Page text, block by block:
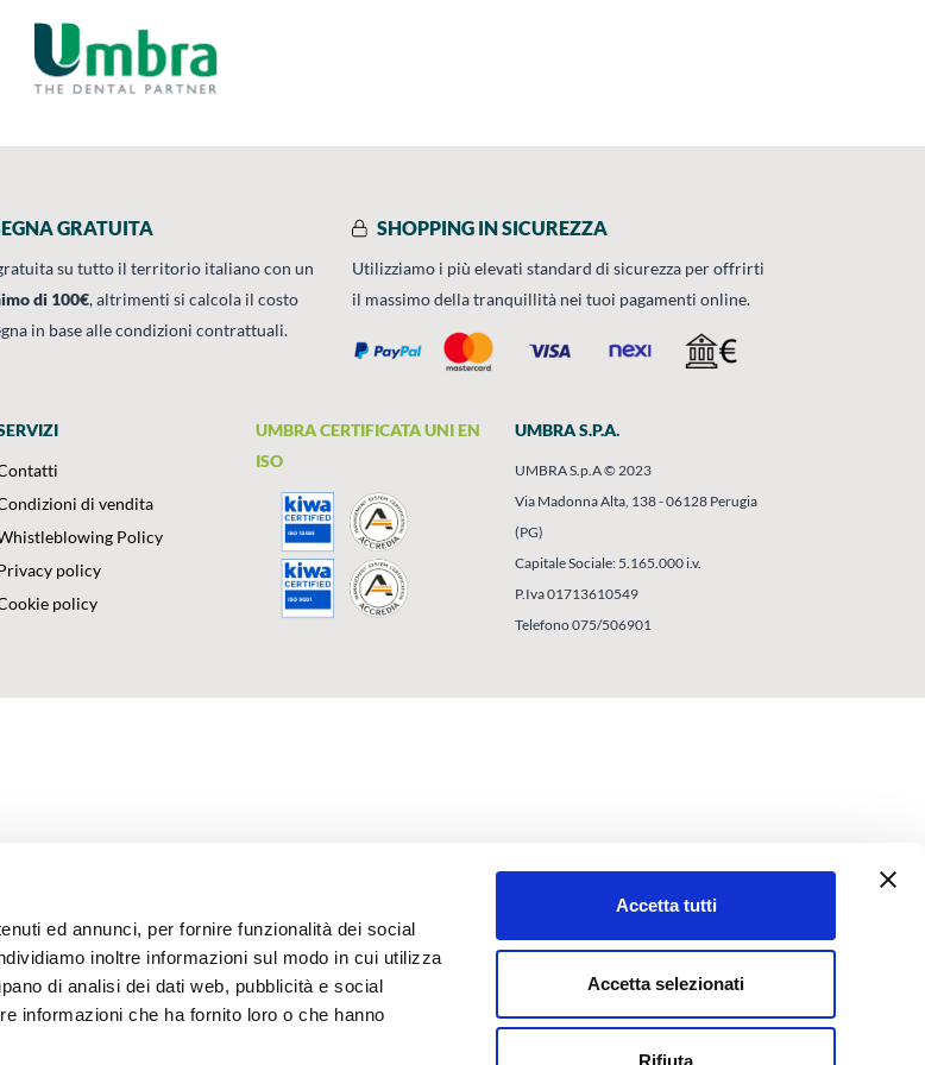
ed annunci, per fornire funzionalità dei social
inoltre informazioni sul modo in cui utilizza
di analisi dei dati web, pubblicità e social
informazioni che ha fornito loro o che hanno
Accetta tutti
Accetta selezionati
Rifiuta
GRATUITA
su tutto il territorio italiano con un
di 100€, altrimenti si calcola il costo
in base alle condizioni contrattuali.
SHOPPING IN SICUREZZA
Utilizziamo i più elevati standard di sicurezza per offrirti
il massimo della tranquillità nei tuoi pagamenti online.
di vendita
Policy
policy
policy
UMBRA CERTIFICATA UNI EN
ISO
UMBRA S.P.A.
UMBRA S.p.A © 2023
Via Madonna Alta, 138 - 06128 Perugia
(PG)
Capitale Sociale: 5.165.000 i.v.
P.Iva 01713610549
Telefono 075/506901